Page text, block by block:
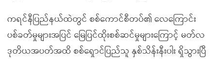
ကရင်နီပြည်နယ်ထဲတွင် စစ်ကောင်စီတပ်၏ လေကြောင်း
ပစ်ခတ်မှုများအပြင် မြေပြင်ထိုးစစ်ဆင်မှုများကြောင့် မတ်လ
ဒုတိယအပတ်အထိ စစ်ရှောင်ပြည်သူ နှစ်သိန်းနီးပါး ရှိသွားပြီ